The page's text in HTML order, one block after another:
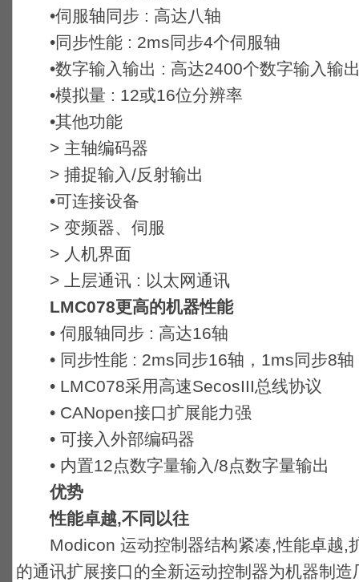
•伺服轴同步 : 高达八轴
•同步性能 : 2ms同步4个伺服轴
•数字输入输出 : 高达2400个数字输入输
•模拟量 : 12或16位分辨率
•其他功能
> 主轴编码器
> 捕捉输入/反射输出
•可连接设备
> 变频器、伺服
> 人机界面
> 上层通讯 : 以太网通讯
LMC078更高的机器性能
• 伺服轴同步 : 高达16轴
• 同步性能 : 2ms同步16轴，1ms同步8轴
• LMC078采用高速SecosIII总线协议
• CANopen接口扩展能力强
• 可接入外部编码器
• 内置12点数字量输入/8点数字量输出
优势
性能卓越,不同以往
Modicon 运动控制器结构紧凑,性能卓越,
的通讯扩展接口的全新运动控制器为机器制